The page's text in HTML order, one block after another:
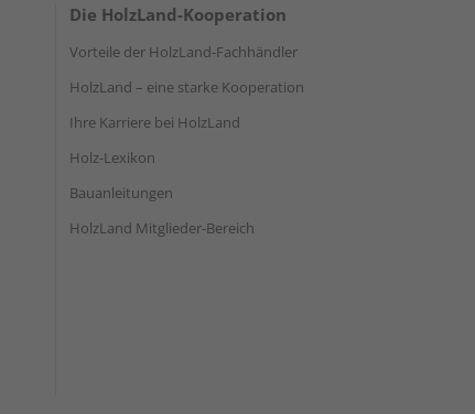
Die HolzLand-Kooperation
Vorteile der HolzLand-Fachhändler
HolzLand – eine starke Kooperation
Ihre Karriere bei HolzLand
Holz-Lexikon
Bauanleitungen
HolzLand Mitglieder-Bereich